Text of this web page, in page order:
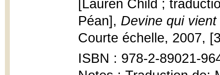
[Lauren Child ;
Péan], Devine qui
Courte échelle, 2007,
ISBN : 978-2-89021-